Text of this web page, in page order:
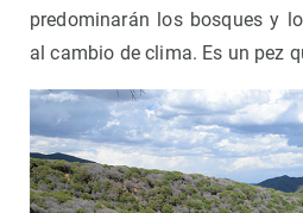
predominarán los bosques y
al cambio de clima. Es un pez